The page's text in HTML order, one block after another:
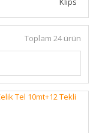
Toplam 24 ürün